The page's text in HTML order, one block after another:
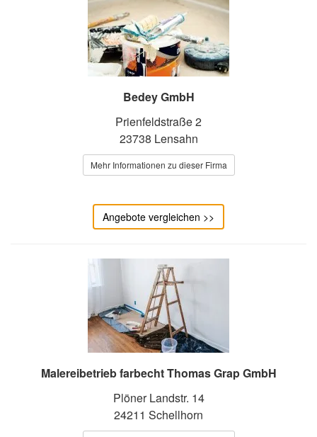
Bedey GmbH
Prienfeldstraße 2
23738 Lensahn
Mehr Informationen zu dieser Firma
Angebote vergleichen >>
Malereibetrieb farbecht Thomas Grap GmbH
Plöner Landstr. 14
24211 Schellhorn